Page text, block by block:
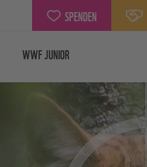
SPENDEN
WWF JUNIOR